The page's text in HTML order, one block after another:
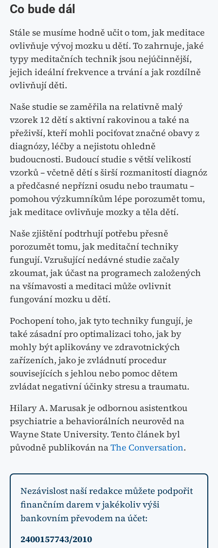
Co bude dál
Stále se musíme hodně učit o tom, jak meditace
ovlivňuje vývoj mozku u dětí. To zahrnuje, jaké
typy meditačních technik jsou nejúčinnější,
jejich ideální frekvence a trvání a jak rozdílně
ovlivňují děti.
Naše studie se zaměřila na relativně malý
vzorek 12 dětí s aktivní rakovinou a také na
přeživší, kteří mohli pociťovat značné obavy z
diagnózy, léčby a nejistotu ohledně
budoucnosti. Budoucí studie s větší velikostí
vzorků – včetně dětí s širší rozmanitostí diagnóz
a předčasné nepřízni osudu nebo traumatu –
pomohou výzkumníkům lépe porozumět tomu,
jak meditace ovlivňuje mozky a těla dětí.
Naše zjištění podtrhují potřebu přesně
porozumět tomu, jak meditační techniky
fungují. Vzrušující nedávné studie začaly
zkoumat, jak účast na programech založených
na všímavosti a meditaci může ovlivnit
fungování mozku u dětí.
Pochopení toho, jak tyto techniky fungují, je
také zásadní pro optimalizaci toho, jak by
mohly být aplikovány ve zdravotnických
zařízeních, jako je zvládnutí procedur
souvisejících s jehlou nebo pomoc dětem
zvládat negativní účinky stresu a traumatu.
Hilary A. Marusak je odbornou asistentkou
psychiatrie a behaviorálních neurověd na
Wayne State University. Tento článek byl
původně publikován naThe Conversation.
Nezávislost naší redakce můžete podpořit
finančním darem v jakékoliv výši
bankovním převodem na účet:
2400157743/2010